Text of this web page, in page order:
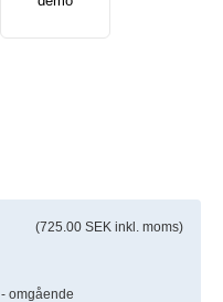
(725.00 SEK inkl. moms)
- omgående